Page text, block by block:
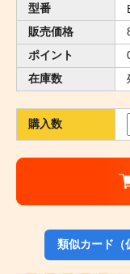
型番
販売価格
ポイント
在庫数
購入数
類似カード（